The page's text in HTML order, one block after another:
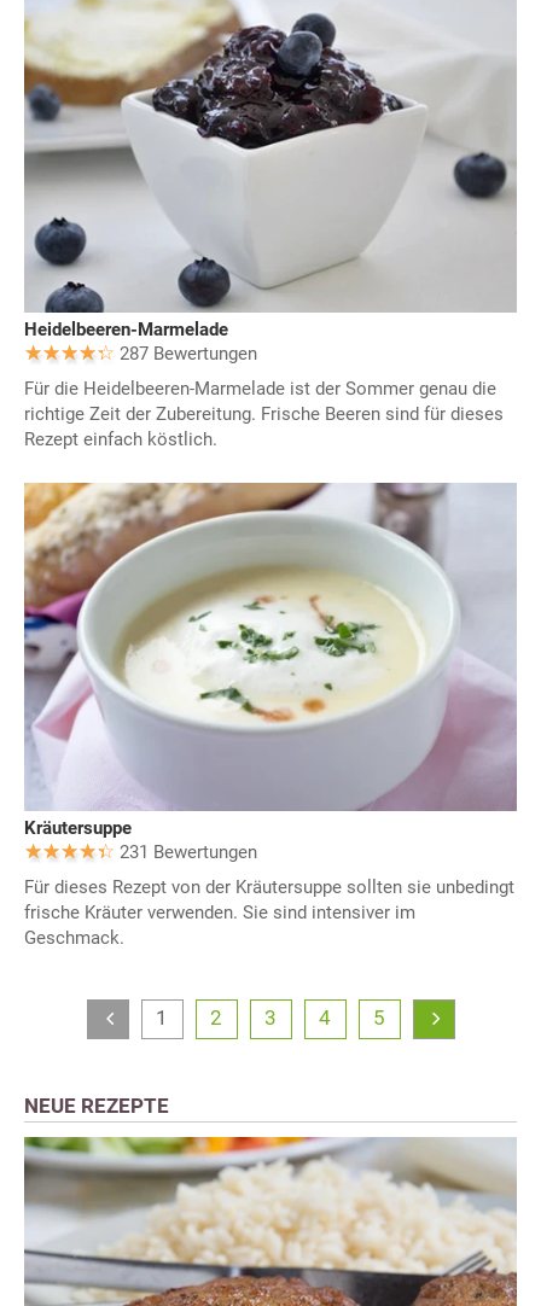
Heidelbeeren-Marmelade
287 Bewertungen
Für die Heidelbeeren-Marmelade ist der Sommer genau die
richtige Zeit der Zubereitung. Frische Beeren sind für dieses
Rezept einfach köstlich.
Kräutersuppe
231 Bewertungen
Für dieses Rezept von der Kräutersuppe sollten sie unbedingt
frische Kräuter verwenden. Sie sind intensiver im
Geschmack.
1 2 3 4 5
NEUE REZEPTE